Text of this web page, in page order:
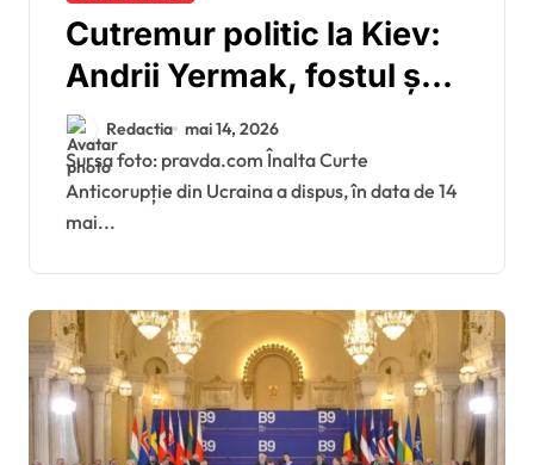
Cutremur politic la Kiev:
Andrii Yermak, fostul șef
de cabinet al lui Zelenski,
arestat pentru corupție
Redactia mai 14, 2026
Sursa foto: pravda.com Înalta Curte
Anticorupție din Ucraina a dispus, în data de 14
mai...